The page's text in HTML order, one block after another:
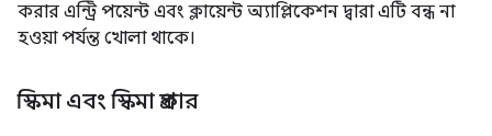
করার এন্ট্রি পয়েন্ট এবং ক্লায়েন্ট অ্যাপ্লিকেশন দ্বারা এটি বন্ধ না
হওয়া পর্যন্ত খোলা থাকে।
স্কিমা এবং স্কিমা প্রকার